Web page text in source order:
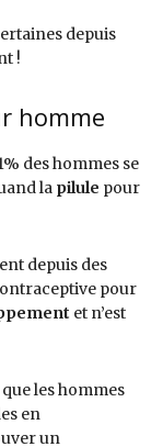
depuis
!
homme
des hommes se
la pilule pour
depuis des
pour
et n’est
les hommes
en
un